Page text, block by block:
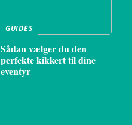
GUIDES
Sådan vælger du den
perfekte kikkert til dine
eventyr